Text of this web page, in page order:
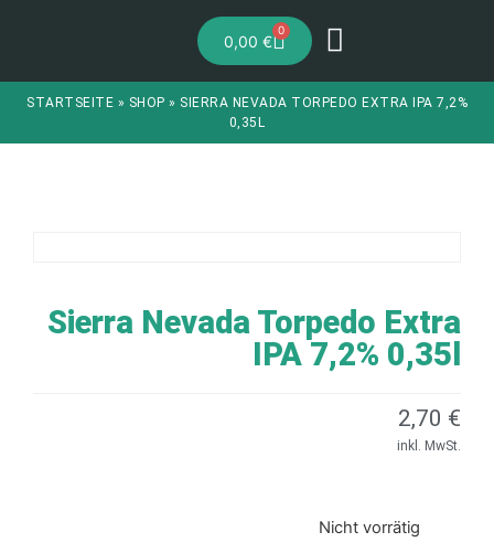
0,00€
0
STARTSEITE » SHOP » SIERRA NEVADA TORPEDO EXTRA IPA 7,2%
0,35L
Sierra Nevada Torpedo Extra
IPA 7,2% 0,35l
2,70 €
inkl. MwSt.
Nicht vorrätig